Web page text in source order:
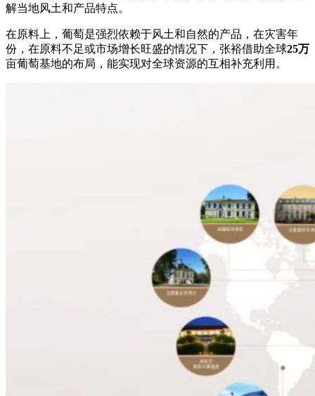
解当地风土和产品特点。
在原料上，葡萄是强烈依赖于风土和自然的产品，在灾害年
份，在原料不足或市场增长旺盛的情况下，张裕借助全球25万
亩葡萄基地的布局，能实现对全球资源的互相补充利用。